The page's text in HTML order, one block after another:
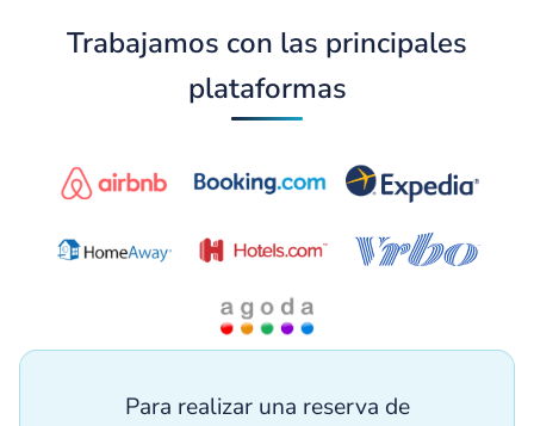
Trabajamos con las principales
plataformas
Para realizar una reserva de